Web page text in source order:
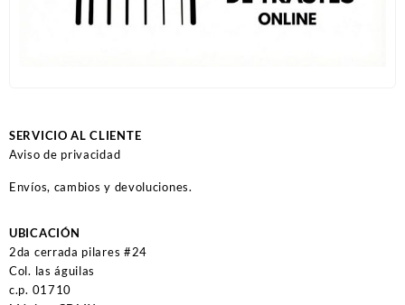
SERVICIO AL CLIENTE
Aviso de privacidad
Envíos, cambios y devoluciones.
UBICACIÓN
2da cerrada pilares #24
Col. las águilas
c.p. 01710